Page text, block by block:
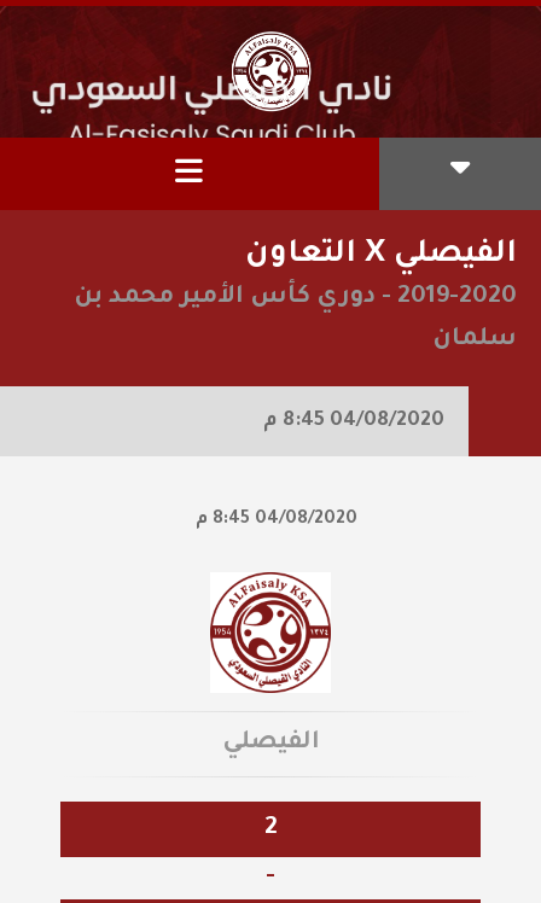
الفيصلي X التعاون
2019-2020
- دوري كأس الأمير محمد بن
سلمان
04/08/2020
04/08/2020
الفيصلي
2
-